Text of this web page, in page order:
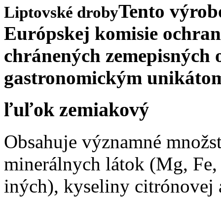
Liptovské drobyTento
Európskej komisie
chránených zemepisných
gastronomickým
ľuľok zemiakový
Obsahuje významné
minerálnych látok (Mg,
iných), kyseliny citrónovej